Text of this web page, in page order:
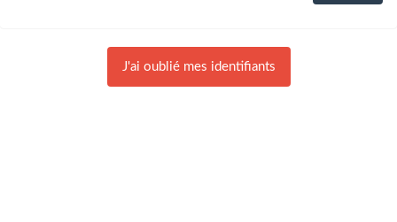
J'ai oublié mes identifiants